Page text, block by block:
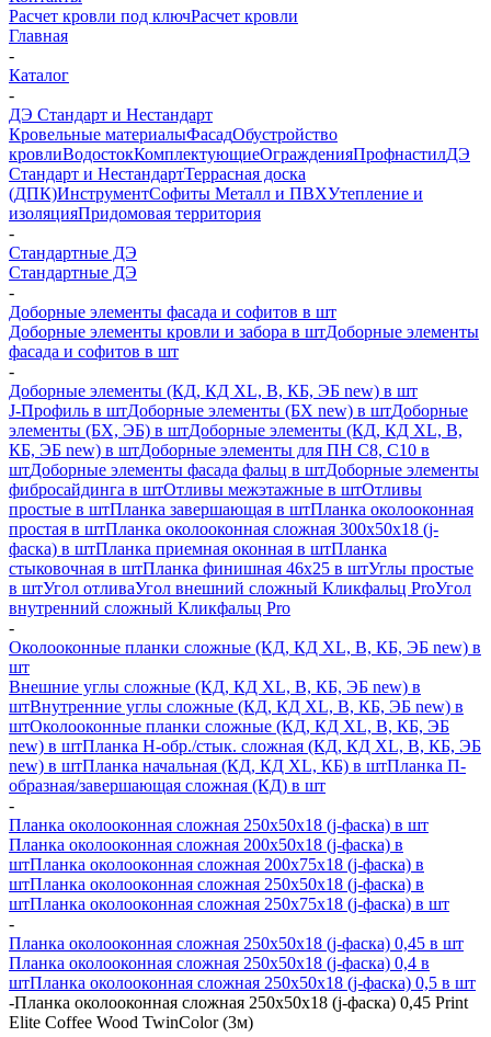
Расчет кровли под ключРасчет кровли
Главная
-
Каталог
-
ДЭ Стандарт и Нестандарт
Кровельные материалыФасадОбустройство
кровлиВодостокКомплектующиеОгражденияПрофнастилДЭ
Стандарт и НестандартТеррасная доска
(ДПК)ИнструментСофиты Металл и ПВХУтепление и
изоляцияПридомовая территория
-
Стандартные ДЭ
Стандартные ДЭ
-
Доборные элементы фасада и софитов в шт
Доборные элементы кровли и забора в штДоборные элементы
фасада и софитов в шт
-
Доборные элементы (КД, КД XL, В, КБ, ЭБ new) в шт
J-Профиль в штДоборные элементы (БХ new) в штДоборные
элементы (БХ, ЭБ) в штДоборные элементы (КД, КД XL, В,
КБ, ЭБ new) в штДоборные элементы для ПН С8, С10 в
штДоборные элементы фасада фальц в штДоборные элементы
фибросайдинга в штОтливы межэтажные в штОтливы
простые в штПланка завершающая в штПланка околооконная
простая в штПланка околооконная сложная 300х50х18 (j-
фаска) в штПланка приемная оконная в штПланка
стыковочная в штПланка финишная 46х25 в штУглы простые
в штУгол отливаУгол внешний сложный Кликфальц ProУгол
внутренний сложный Кликфальц Pro
-
Околооконные планки сложные (КД, КД XL, В, КБ, ЭБ new) в
шт
Внешние углы сложные (КД, КД XL, В, КБ, ЭБ new) в
штВнутренние углы сложные (КД, КД XL, В, КБ, ЭБ new) в
штОколооконные планки сложные (КД, КД XL, В, КБ, ЭБ
new) в штПланка H-обр./стык. сложная (КД, КД XL, В, КБ, ЭБ
new) в штПланка начальная (КД, КД XL, КБ) в штПланка П-
образная/завершающая сложная (КД) в шт
-
Планка околооконная сложная 250х50х18 (j-фаска) в шт
Планка околооконная сложная 200х50х18 (j-фаска) в
штПланка околооконная сложная 200х75х18 (j-фаска) в
штПланка околооконная сложная 250х50х18 (j-фаска) в
штПланка околооконная сложная 250х75х18 (j-фаска) в шт
-
Планка околооконная сложная 250х50х18 (j-фаска) 0,45 в шт
Планка околооконная сложная 250х50х18 (j-фаска) 0,4 в
штПланка околооконная сложная 250х50х18 (j-фаска) 0,5 в шт
-Планка околооконная сложная 250х50х18 (j-фаска) 0,45 Print
Elite Coffee Wood TwinColor (3м)